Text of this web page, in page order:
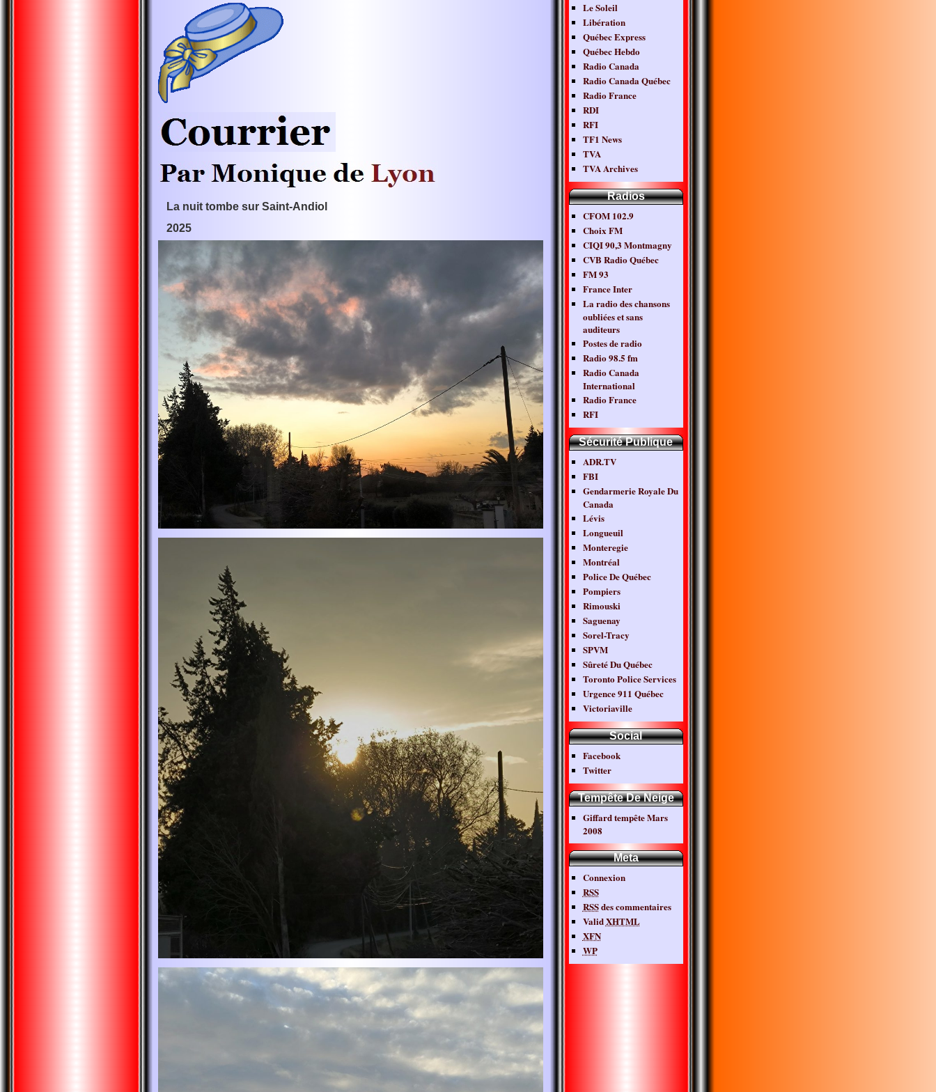
Le Soleil
Libération
Québec Express
Québec Hebdo
Radio Canada
Radio Canada Québec
Radio France
RDI
RFI
TF1 News
TVA
TVA Archives
Radios
CFOM 102.9
Choix FM
CIQI 90,3 Montmagny
CVB Radio Québec
FM 93
France Inter
La radio des chansons
oubliées et sans
auditeurs
Postes de radio
Radio 98.5 fm
Radio Canada
International
Radio France
RFI
Sécurité Publique
ADR.TV
FBI
Gendarmerie Royale Du
Canada
Lévis
Longueuil
Monteregie
Montréal
Police De Québec
Pompiers
Rimouski
Saguenay
Sorel-Tracy
SPVM
Sûreté Du Québec
Toronto Police Services
Urgence 911 Québec
Victoriaville
Social
Facebook
Twitter
Tempête De Neige
Giffard tempête Mars
2008
Meta
Connexion
RSS
RSSdes commentaires
ValidXHTML
XFN
WP
La nuit tombe sur Saint-Andiol
2025